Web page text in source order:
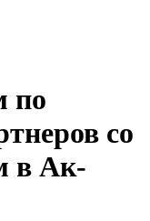
по
со
в Ак-